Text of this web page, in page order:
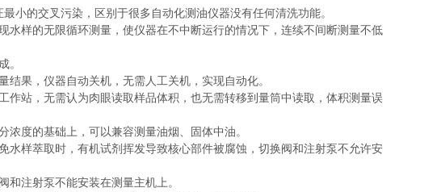
小的交叉污染，区别于很多自动化测油仪器没有任何清洗功能。
水样的无限循环测量，使仪器在不中断运行的情况下，连续不间断测量不低
。
果，仪器自动关机，无需人工关机，实现自动化。
作站，无需认为肉眼读取样品体积，也无需转移到量筒中读取，体积测量误
度的基础上，可以兼容测量油烟、固体中油。
水样萃取时，有机试剂挥发导致核心部件被腐蚀，切换阀和注射泵不允许安
和注射泵不能安装在测量主机上。